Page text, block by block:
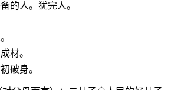
的人。犹完人。
材。
破身。